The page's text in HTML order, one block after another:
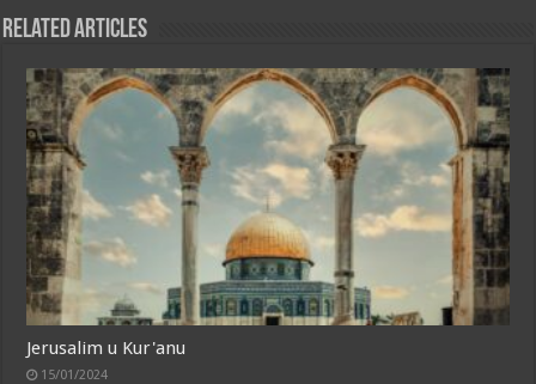
Related Articles
Jerusalim u Kur'anu
15/01/2024